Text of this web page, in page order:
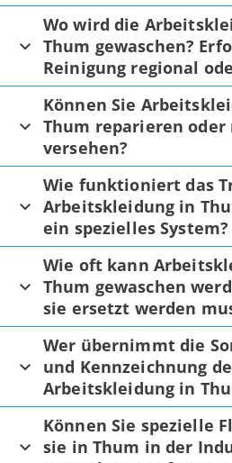
Wo wird die
Thum gewaschen?
Reinigung regional
Können Sie
Thum reparieren oder
versehen?
Wie funktioniert das
Arbeitskleidung in
ein spezielles System?
Wie oft kann
Thum gewaschen
sie ersetzt werden
Wer übernimmt die
und Kennzeichnung
Arbeitskleidung in
Können Sie spezielle
sie in Thum in der